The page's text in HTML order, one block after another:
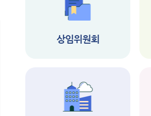
공지사항
시회 집회 공고
상임위원회